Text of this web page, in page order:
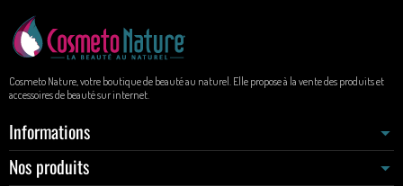
Cosmeto Nature, votre boutique de beauté au naturel. Elle propose à la vente des produits et
accessoires de beauté sur internet.
Informations
Nos produits